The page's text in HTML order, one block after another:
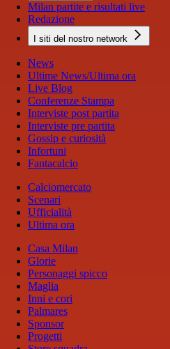
Milan partite e risultati live
Redazione
I siti del nostro network
News
Ultime News/Ultima ora
Live Blog
Conferenze Stampa
Interviste post partita
Interviste pre partita
Gossip e curiosità
Infortuni
Fantacalcio
Calciomercato
Scenari
Ufficialità
Ultima ora
Casa Milan
Glorie
Personaggi spicco
Maglia
Inni e cori
Palmares
Sponsor
Progetti